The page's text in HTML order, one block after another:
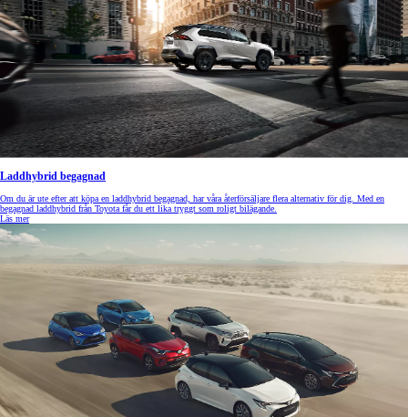
Laddhybrid begagnad
Om du är ute efter att köpa en laddhybrid begagnad, har våra återförsäljare flera alternativ för dig. Med en
begagnad laddhybrid från Toyota får du ett lika tryggt som roligt bilägande.
Läs mer